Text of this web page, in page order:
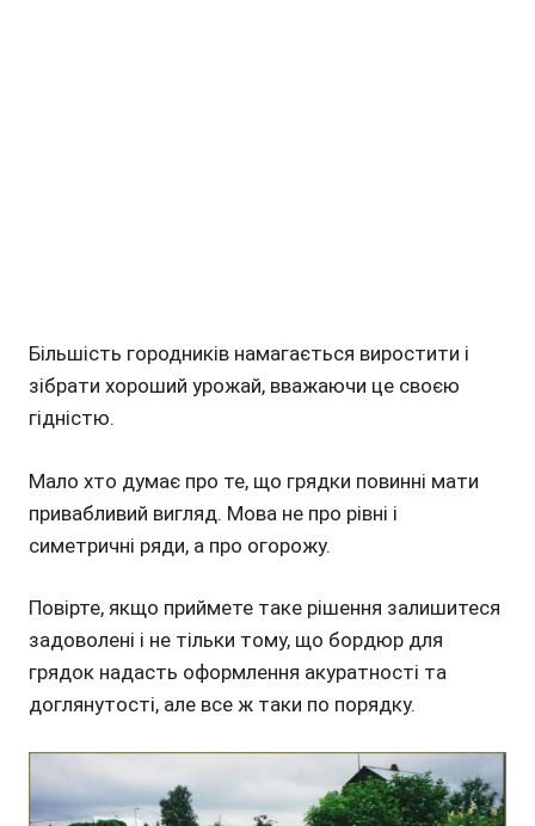
Більшість городників намагається виростити і
зібрати хороший урожай, вважаючи це своєю
гідністю.
Мало хто думає про те, що грядки повинні мати
привабливий вигляд. Мова не про рівні і
симетричні ряди, а про огорожу.
Повірте, якщо приймете таке рішення залишитеся
задоволені і не тільки тому, що бордюр для
грядок надасть оформлення акуратності та
доглянутості, але все ж таки по порядку.